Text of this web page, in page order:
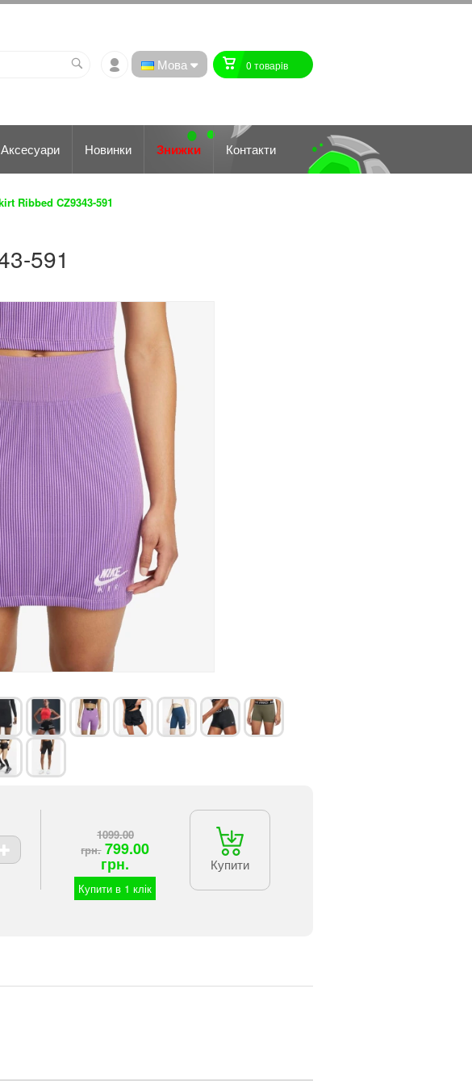
Мова 0 товарiв
Аксесуари Новинки Знижки Контакти
Ribbed CZ9343-591
591
1099.00
грн. 799.00
грн.
Купити в 1 клік
Купити